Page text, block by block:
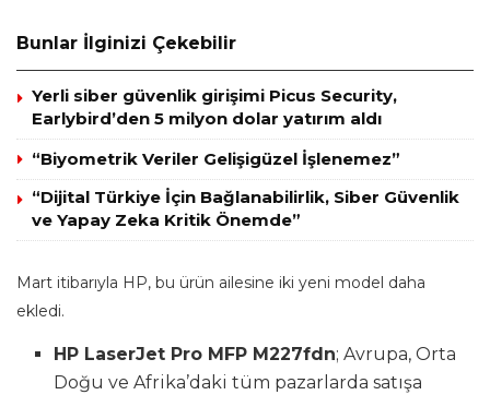
Bunlar İlginizi Çekebilir
Yerli siber güvenlik girişimi Picus Security,
Earlybird’den 5 milyon dolar yatırım aldı
“Biyometrik Veriler Gelişigüzel İşlenemez”
“Dijital Türkiye İçin Bağlanabilirlik, Siber Güvenlik
ve Yapay Zeka Kritik Önemde”
Mart itibarıyla HP, bu ürün ailesine iki yeni model daha
ekledi.
HP LaserJet Pro MFP M227fdn; Avrupa, Orta
Doğu ve Afrika’daki tüm pazarlarda satışa